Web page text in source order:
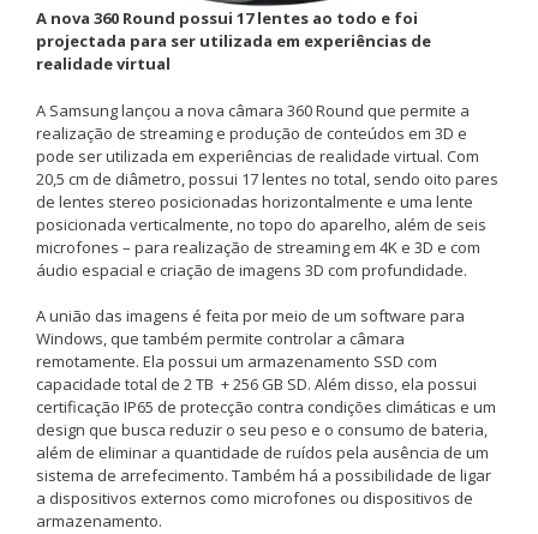
A nova 360 Round possui 17 lentes ao todo e foi
projectada para ser utilizada em experiências de
realidade virtual
A Samsung lançou a nova câmara 360 Round que permite a
realização de streaming e produção de conteúdos em 3D e
pode ser utilizada em experiências de realidade virtual. Com
20,5 cm de diâmetro, possui 17 lentes no total, sendo oito pares
de lentes stereo posicionadas horizontalmente e uma lente
posicionada verticalmente, no topo do aparelho, além de seis
microfones – para realização de streaming em 4K e 3D e com
áudio espacial e criação de imagens 3D com profundidade.
A união das imagens é feita por meio de um software para
Windows, que também permite controlar a câmara
remotamente. Ela possui um armazenamento SSD com
capacidade total de 2 TB + 256 GB SD. Além disso, ela possui
certificação IP65 de protecção contra condições climáticas e um
design que busca reduzir o seu peso e o consumo de bateria,
além de eliminar a quantidade de ruídos pela ausência de um
sistema de arrefecimento. Também há a possibilidade de ligar
a dispositivos externos como microfones ou dispositivos de
armazenamento.